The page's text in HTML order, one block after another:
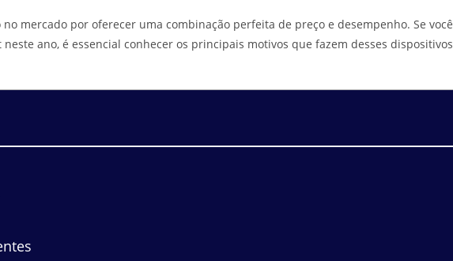
mercado por oferecer uma combinação perfeita de preço e desempenho. Se você
ano, é essencial conhecer os principais motivos que fazem desses dispositivos